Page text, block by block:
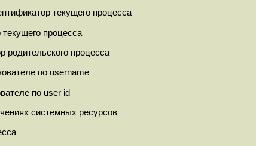
текущего процесса
процесса
родительского процесса
по username
по user id
системных ресурсов